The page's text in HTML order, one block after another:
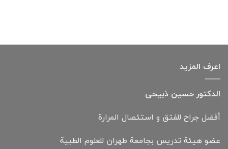
اعرف المزيد
الدكتور حسين ذبيحی
أفضل جراح للفتق و استئصال المرارة
عضو هيئة تدريس بجامعة طهران للعلوم الطبية